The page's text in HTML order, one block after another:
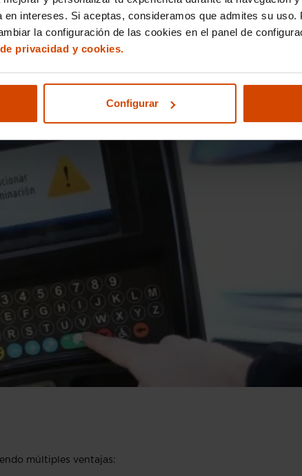
en intereses. Si aceptas, consideramos que admites su uso.
la configuración de las cookies en el panel de
privacidad y cookies.
Configurar
su derecho a estacionaren estas áreas.
múltiples ventajas: